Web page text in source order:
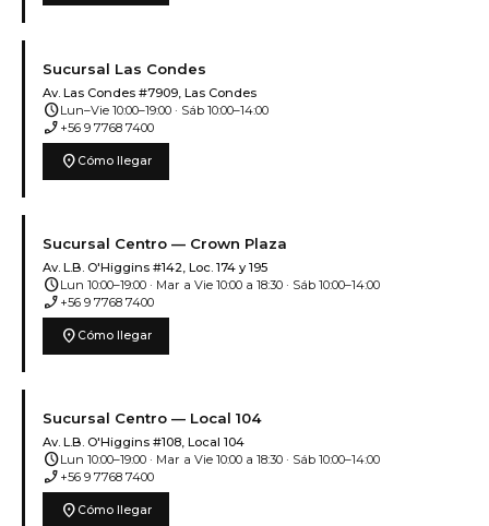
Sucursal Las Condes
Av. Las Condes #7909, Las Condes
scheduleLun–Vie 10:00–19:00 · Sáb 10:00–14:00
phone_enabled +56 9 7768 7400
location_on Cómo llegar
Sucursal Centro — Crown Plaza
Av. L.B. O'Higgins #142, Loc. 174 y 195
scheduleLun 10:00–19:00 · Mar a Vie 10:00 a 18:30 · Sáb 10:00–14:00
phone_enabled +56 9 7768 7400
location_on Cómo llegar
Sucursal Centro — Local 104
Av. L.B. O'Higgins #108, Local 104
scheduleLun 10:00–19:00 · Mar a Vie 10:00 a 18:30 · Sáb 10:00–14:00
phone_enabled +56 9 7768 7400
location_on Cómo llegar